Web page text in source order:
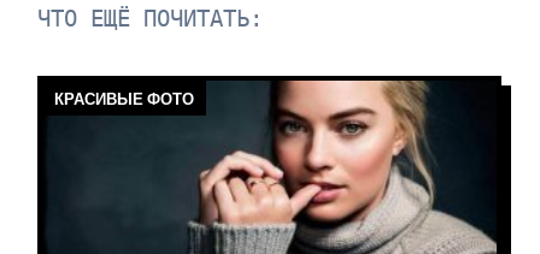
ЧТО ЕЩЁ ПОЧИТАТЬ:
КРАСИВЫЕ ФОТО